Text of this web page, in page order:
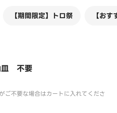
【期間限定】トロ祭 【お
皿 不要
ご不要な場合はカートに入れてくださ